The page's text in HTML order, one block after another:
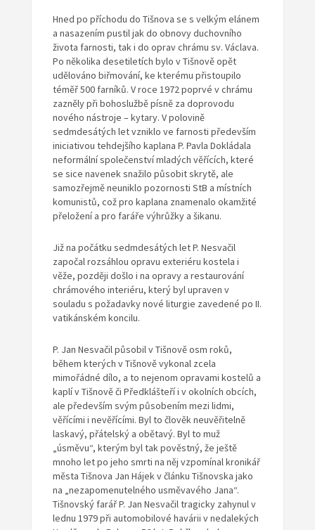
Hned po příchodu do Tišnova se s velkým elánem
a nasazením pustil jak do obnovy duchovního
života farnosti, tak i do oprav chrámu sv. Václava.
Po několika desetiletích bylo v Tišnově opět
udělováno biřmování, ke kterému přistoupilo
téměř 500 farníků. V roce 1972 poprvé v chrámu
zazněly při bohoslužbě písně za doprovodu
nového nástroje – kytary. V polovině
sedmdesátých let vzniklo ve farnosti především
iniciativou tehdejšího kaplana P. Pavla Dokládala
neformální společenství mladých věřících, které
se sice navenek snažilo působit skrytě, ale
samozřejmě neuniklo pozornosti StB a místních
komunistů, což pro kaplana znamenalo okamžité
přeložení a pro faráře výhrůžky a šikanu.
Již na počátku sedmdesátých let P. Nesvačil
započal rozsáhlou opravu exteriéru kostela i
věže, později došlo i na opravy a restaurování
chrámového interiéru, který byl upraven v
souladu s požadavky nové liturgie zavedené po II.
vatikánském koncilu.
P. Jan Nesvačil působil v Tišnově osm roků,
během kterých v Tišnově vykonal zcela
mimořádné dílo, a to nejenom opravami kostelů a
kaplí v Tišnově či Předklášteří i v okolních obcích,
ale především svým působením mezi lidmi,
věřícími i nevěřícími. Byl to člověk neuvěřitelně
laskavý, přátelský a obětavý. Byl to muž
„úsměvu“, kterým byl tak pověstný, že ještě
mnoho let po jeho smrti na něj vzpomínal kronikář
města Tišnova Jan Hájek v článku Tišnovska jako
na „nezapomenutelného usměvavého Jana“.
Tišnovský farář P. Jan Nesvačil tragicky zahynul v
lednu 1979 při automobilové havárii v nedalekých